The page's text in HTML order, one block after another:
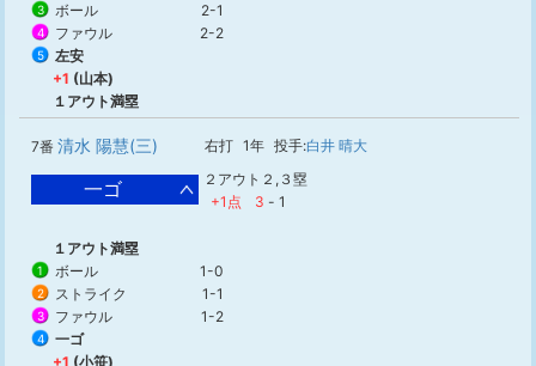
3 ボール 2-1
4 ファウル 2-2
5
左安
+1 (山本)
１アウト満塁
7番 清水 陽慧(三) 右打 1年 投手:白井 晴大
一ゴ
２アウト２,３塁
+1点
3 - 1
１アウト満塁
1 ボール 1-0
2 ストライク 1-1
3 ファウル 1-2
4
一ゴ
+1 (小笹)